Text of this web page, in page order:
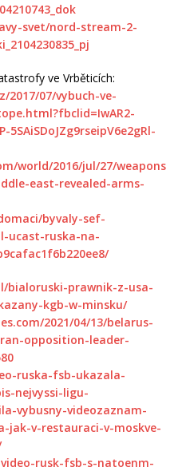
svet/nord-stream-2-
ve Vrběticích:
2017/07/vybuch-ve-
5SAiSDoJZg9rseipV6e2gRl-
world/2016/jul/27/weapons
east-revealed-arms-
byvaly-sef-
ucast-ruska-na-
bialoruski-prawnik-z-usa-
kgb-w-minsku/
2021/04/13/belarus-
opposition-leader-
ruska-fsb-ukazala-
nejvyssi-ligu-
vybusny-videozaznam-
jak-v-restauraci-v-moskve-
rusk-fsb-s-natoenm-